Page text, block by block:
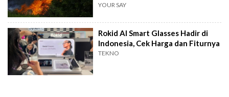
YOUR SAY
Rokid AI Smart Glasses Hadir di
Indonesia, Cek Harga dan Fiturnya
TEKNO